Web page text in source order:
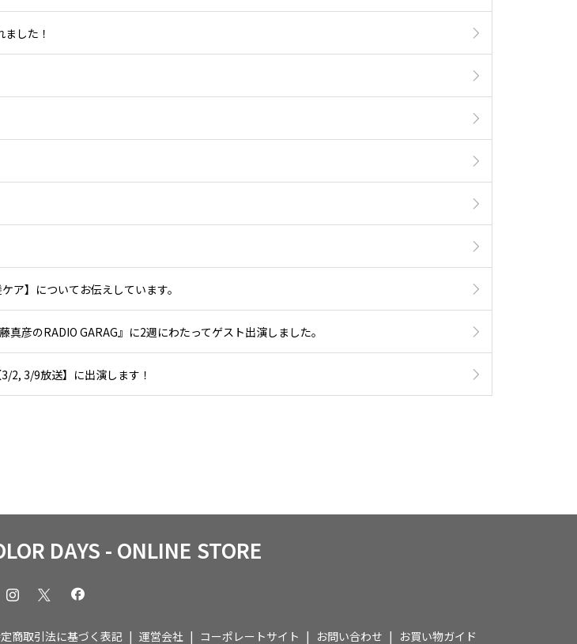
した！
ア】についてお伝えしています。
彦のRADIO GARAG』に2週にわたってゲスト出演しました。
2, 3/9放送】に出演します！
DAYS - ONLINE STORE
商取引法に基づく表記 運営会社 コーポレートサイト お問い合わせ お買い物ガイド